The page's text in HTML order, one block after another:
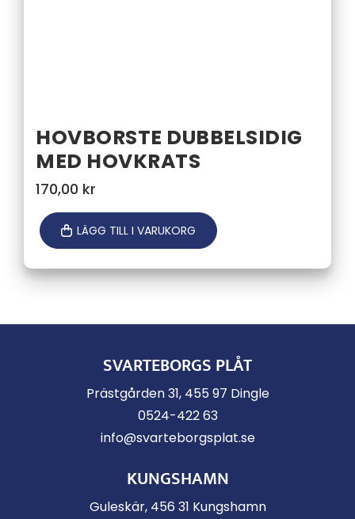
HOVBORSTE DUBBELSIDIG
MED HOVKRATS
170,00 kr
LÄGG TILL I VARUKORG
SVARTEBORGS PLÅT
Prästgården 31, 455 97 Dingle
0524-422 63
info@svarteborgsplat.se
KUNGSHAMN
Guleskär, 456 31 Kungshamn